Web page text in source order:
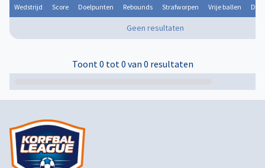
Wedstrijd Score Doelpunten Rebounds Strafworpen Vrije ballen
Geen resultaten
Toont 0 tot 0 van 0 resultaten